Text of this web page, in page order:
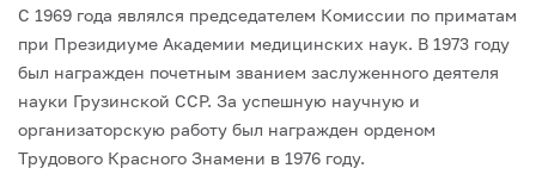
С 1969 года являлся председателем Комиссии по приматам
при Президиуме Акаде­мии медицинских наук. В 1973 году
был награжден почетным званием заслуженного деятеля
науки Грузинской ССР. За успешную научную и
организаторскую работу был награжден орденом
Трудового Красного Знамени в 1976 году.